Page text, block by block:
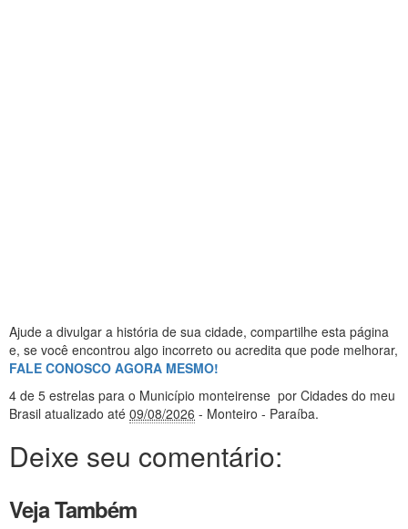
Ajude a divulgar a história de sua cidade, compartilhe esta página
e, se você encontrou algo incorreto ou acredita que pode melhorar,
FALE CONOSCO AGORA MESMO!
4 de 5 estrelas para o Município monteirense por Cidades do meu
Brasil atualizado até 09/08/2026 - Monteiro - Paraíba.
Deixe seu comentário:
Veja Também